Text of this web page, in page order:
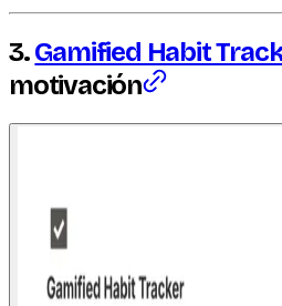
3.Gamified Habit
motivación